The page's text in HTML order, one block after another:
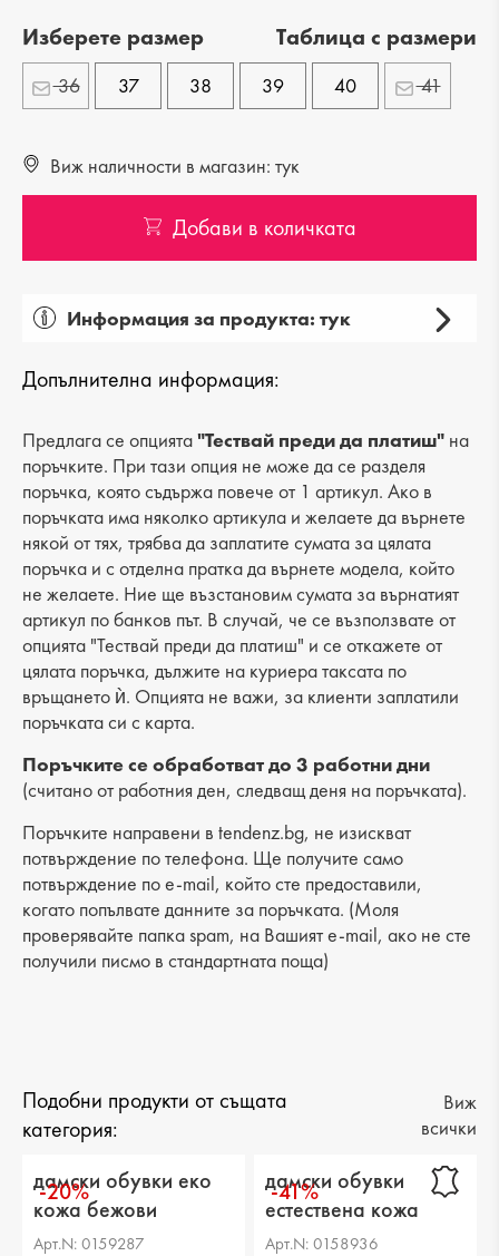
Изберете размер Tаблица с размери
36 37 38 39 40 41
Виж наличности в магазин: тук
Добави в количката
Информация за продукта: тук
Вид на продукта: мокасини
Категория: обувки
Лицев материал: еко кожа
Хастар: еко кожа
Ходило/Подметка: равна
Вид стелка: комфортна от еко кожа
Височина на тока: 1 cm
Разстояние от петата до горната част: 6 cm
Допълнителна информация:
Предлага се опцията"Тествай преди да платиш" на
поръчките. При тази опция не може да се разделя
поръчка, която съдържа повече от 1 артикул. Ако в
поръчката има няколко артикула и желаете да върнете
някой от тях, трябва да заплатите сумата за цялата
поръчка и с отделна пратка да върнете модела, който
не желаете. Ние ще възстановим сумата за върнатият
артикул по банков път. В случай, че се възползвате от
опцията "Тествай преди да платиш" и се откажете от
цялата поръчка, дължите на куриера таксата по
връщането ѝ. Опцията не важи, за клиенти заплатили
поръчката си с карта.
Поръчките се обработват до 3 работни дни
(считано от работния ден, следващ деня на поръчката).
Поръчките направени в tendenz.bg, не изискват
потвърждение по телефона. Ще получите само
потвърждение по e-mail, който сте предоставили,
когато попълвате данните за поръчката. (Моля
проверявайте папка spam, на Вашият e-mail, ако не сте
получили писмо в стандартната поща)
Подобни продукти от същата
категория:
Виж
всички
-20%
дамски обувки еко
кожа бежови
Арт.N: 0159287
-41%
дамски обувки
естествена кожа
черни
Арт.N: 0158936